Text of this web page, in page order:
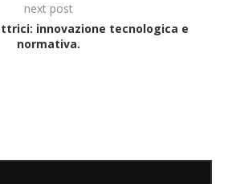
next post
innovazione tecnologica e
normativa.